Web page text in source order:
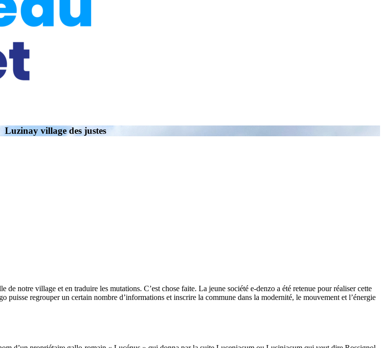
Luzinay village des justes
notre village et en traduire les mutations. C’est chose faite. La jeune société e-denzo a été retenue pour réaliser cette
regrouper un certain nombre d’informations et inscrire la commune dans la modernité, le mouvement et l’énergie